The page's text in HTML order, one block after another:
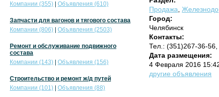
Продажа
Город:
Челябинск
Контакты:
Тел.: (351)267-36-56,
Дата размещения:
4 Февраля 2016
другие объявления
Компании (355)
Объявления (610)
Запчасти для вагонов и тягового состава
Компании (806)
Объявления (2503)
Ремонт и обслуживание подвижного
состава
Компании (143)
Объявления (156)
Строительство и ремонт ж/д путей
Компании (101)
Объявления (88)